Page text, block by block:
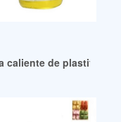
caliente de